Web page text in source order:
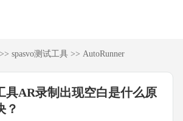
>> spasvo测试工具 >> AutoRunner
具AR录制出现空白是什么原
？